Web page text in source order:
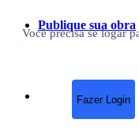
Publique sua obra
Você precisa se logar
Fazer Login